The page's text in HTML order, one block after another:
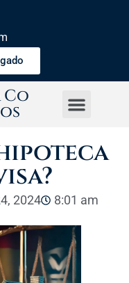
2024 8:01 am